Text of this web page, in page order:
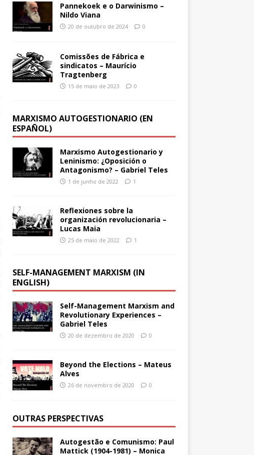
Pannekoek e o Darwinismo –
Nildo Viana
20 de outubro de 2024 0
Comissões de Fábrica e
sindicatos – Maurício
Tragtenberg
15 de maio de 2023 0
MARXISMO AUTOGESTIONARIO (EN
ESPAÑOL)
Marxismo Autogestionario y
Leninismo: ¿Oposición o
Antagonismo? – Gabriel Teles
1 de junho de 2022 1
Reflexiones sobre la
organización revolucionaria –
Lucas Maia
25 de maio de 2022 1
SELF-MANAGEMENT MARXISM (IN
ENGLISH)
Self-Management Marxism and
Revolutionary Experiences –
Gabriel Teles
20 de dezembro de 2020 0
Beyond the Elections – Mateus
Alves
26 de novembro de 2020 0
OUTRAS PERSPECTIVAS
Autogestão e Comunismo: Paul
Mattick (1904-1981) – Monica